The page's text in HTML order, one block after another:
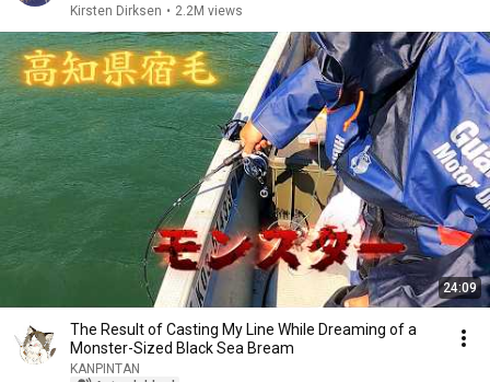
Kirsten Dirksen • 2.2M views
24:09
The Result of Casting My Line While Dreaming of a
Monster-Sized Black Sea Bream
KANPINTAN